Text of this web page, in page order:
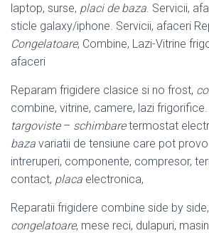
laptop, surse, placi de baza. Servicii,
sticle galaxy/iphone. Servicii, afaceri
Congelatoare, Combine, Lazi-Vitrine
afaceri
Reparam frigidere clasice si no frost,
combine, vitrine, camere, lazi
targoviste– schimbaretermostat
baza variatii de tensiune care pot
intreruperi, componente, compresor,
contact, placa electronica,
Reparatii frigidere combine side by
congelatoare, mese reci, dulapuri,